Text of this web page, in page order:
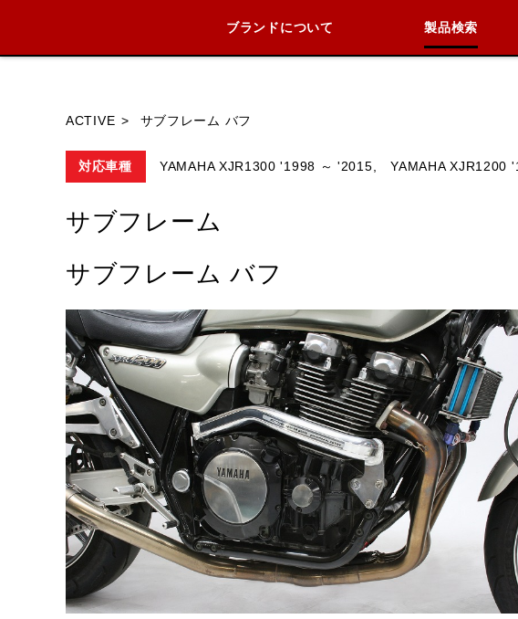
ブランドについて 製品検索
ACTIVE サブフレーム バフ
対応車種 YAMAHA XJR1300 '1998 ～ '2015, YAMAHA XJR1200
サブフレーム
サブフレーム バフ